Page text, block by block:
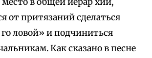
от притязаний сделаться
ловой» и подчиниться
Как сказано в песне